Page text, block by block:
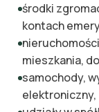
środki
kontach
mieszkania,
samochody,
elektroniczny,